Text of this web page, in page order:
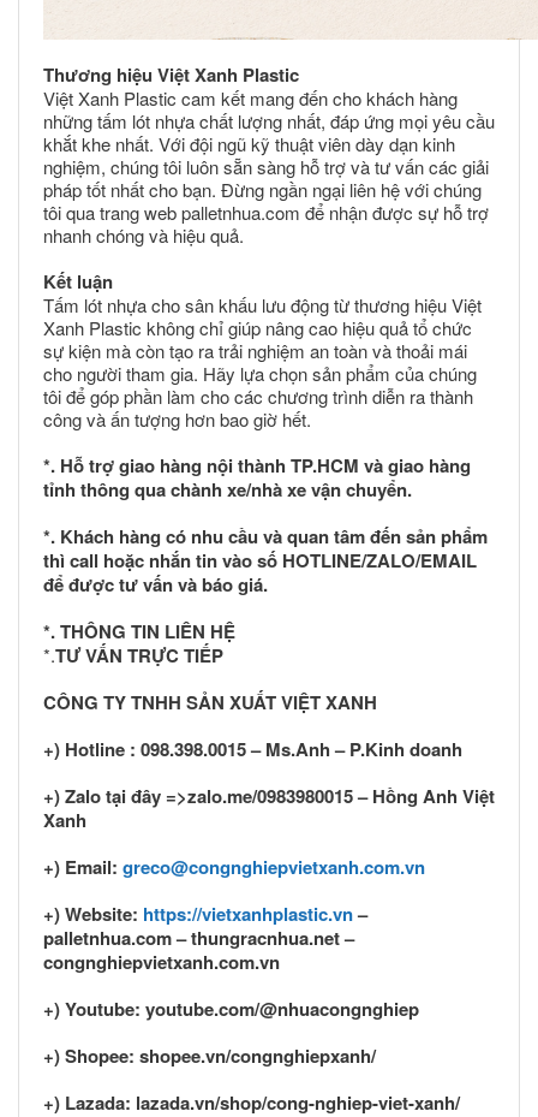
Thương hiệu Việt Xanh Plastic
Việt Xanh Plastic cam kết mang đến cho khách hàng
những tấm lót nhựa chất lượng nhất, đáp ứng mọi yêu cầu
khắt khe nhất. Với đội ngũ kỹ thuật viên dày dạn kinh
nghiệm, chúng tôi luôn sẵn sàng hỗ trợ và tư vấn các giải
pháp tốt nhất cho bạn. Đừng ngần ngại liên hệ với chúng
tôi qua trang web palletnhua.com để nhận được sự hỗ trợ
nhanh chóng và hiệu quả.
Kết luận
Tấm lót nhựa cho sân khấu lưu động từ thương hiệu Việt
Xanh Plastic không chỉ giúp nâng cao hiệu quả tổ chức
sự kiện mà còn tạo ra trải nghiệm an toàn và thoải mái
cho người tham gia. Hãy lựa chọn sản phẩm của chúng
tôi để góp phần làm cho các chương trình diễn ra thành
công và ấn tượng hơn bao giờ hết.
*. Hỗ trợ giao hàng nội thành TP.HCM và giao hàng
tỉnh thông qua chành xe/nhà xe vận chuyển.
*. Khách hàng có nhu cầu và quan tâm đến sản phẩm
thì call hoặc nhắn tin vào số HOTLINE/ZALO/EMAIL
để được tư vấn và báo giá.
*. THÔNG TIN LIÊN HỆ
*.TƯ VẤN TRỰC TIẾP
CÔNG TY TNHH SẢN XUẤT VIỆT XANH
+) Hotline : 098.398.0015 – Ms.Anh – P.Kinh doanh
+) Zalo tại đây =>zalo.me/0983980015 – Hồng Anh Việt
Xanh
+) Email: greco@congnghiepvietxanh.com.vn
+) Website: https://vietxanhplastic.vn–
palletnhua.com – thungracnhua.net –
congnghiepvietxanh.com.vn
+) Youtube: youtube.com/@nhuacongnghiep
+) Shopee: shopee.vn/congnghiepxanh/
+) Lazada: lazada.vn/shop/cong-nghiep-viet-xanh/